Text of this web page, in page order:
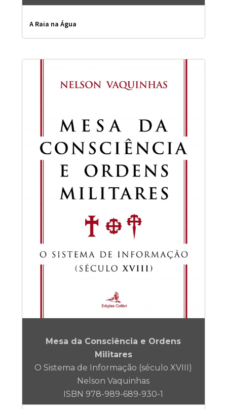
A Raia na Água
Mesa da Consciência e Ordens
Militares
O Sistema de Informação (século XVIII)
Nelson Vaquinhas
ISBN 978-989-689-930-1